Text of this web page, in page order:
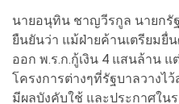
นายอนุทิน ชาญวีรกูล นายกรั
ยืนยันว่า แม้ฝ่ายค้านเตรียมยื่
ออก พ.ร.ก.กู้เงิน 4 แสนล้าน
โครงการต่างๆที่รัฐบาลวางไ
มีผลบังคับใช้ และประกาศใน